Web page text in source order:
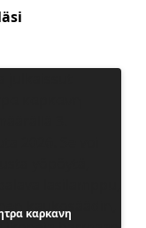
καρκανη